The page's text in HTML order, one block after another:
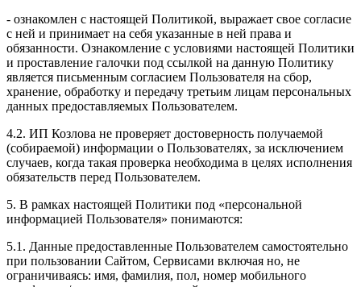
- ознакомлен с настоящей Политикой, выражает свое согласие
с ней и принимает на себя указанные в ней права и
обязанности. Ознакомление с условиями настоящей Политики
и проставление галочки под ссылкой на данную Политику
является письменным согласием Пользователя на сбор,
хранение, обработку и передачу третьим лицам персональных
данных предоставляемых Пользователем.
4.2. ИП Козлова не проверяет достоверность получаемой
(собираемой) информации о Пользователях, за исключением
случаев, когда такая проверка необходима в целях исполнения
обязательств перед Пользователем.
5. В рамках настоящей Политики под «персональной
информацией Пользователя» понимаются:
5.1. Данные предоставленные Пользователем самостоятельно
при пользовании Сайтом, Сервисами включая но, не
ограничиваясь: имя, фамилия, пол, номер мобильного